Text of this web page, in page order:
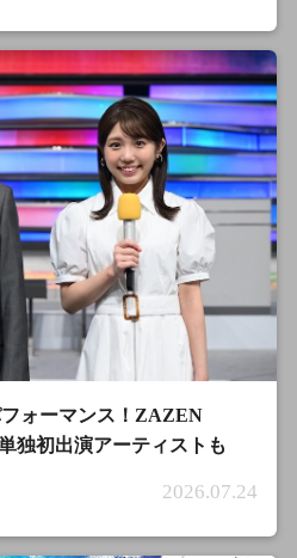
フォーマンス！ZAZEN
独初出演アーティストも
2026.07.24